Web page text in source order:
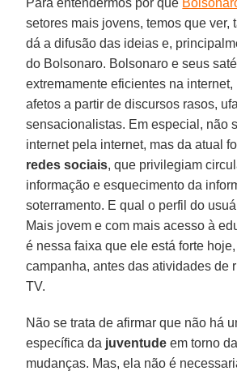
setores mais jovens, temos que ver,
dá a difusão das ideias e,
do Bolsonaro. Bolsonaro e seus
extremamente eficientes na
afetos a partir de discursos rasos,
sensacionalistas. Em especial, não
internet pela internet, mas da atual
redes sociais, que privilegiam
informação e esquecimento da
soterramento. E qual o perfil do
Mais jovem e com mais acesso à
é nessa faixa que ele está forte
campanha, antes das atividades de
TV.
Não se trata de afirmar que não há
específica da juventude em torno
mudanças. Mas, ela não é